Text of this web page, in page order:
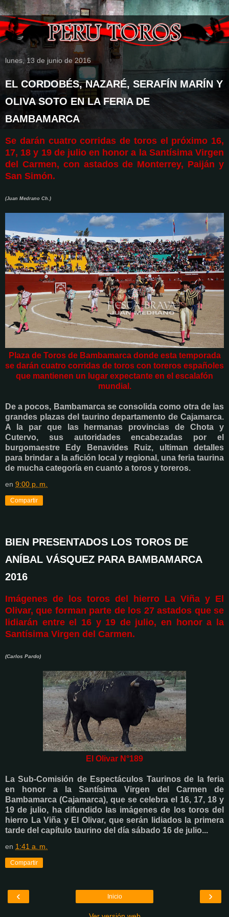
lunes, 13 de junio de 2016
EL CORDOBÉS, NAZARÉ, SERAFÍN MARÍN Y
OLIVA SOTO EN LA FERIA DE
BAMBAMARCA
Se darán cuatro corridas de toros el próximo 16,
17, 18 y 19 de julio en honor a la Santísima Virgen
del Carmen, con astados de Monterrey, Paiján y
San Simón.
(Juan Medrano Ch.)
Plaza de Toros de Bambamarca donde esta temporada
se darán cuatro corridas de toros con toreros españoles
que mantienen un lugar expectante en el escalafón
mundial.
De a pocos, Bambamarca se consolida como otra de las
grandes plazas del taurino departamento de Cajamarca.
A la par que las hermanas provincias de Chota y
Cutervo, sus autoridades encabezadas por el
burgomaestre Edy Benavides Ruiz, ultiman detalles
para brindar a la afición local y regional, una feria taurina
de mucha categoría en cuanto a toros y toreros.
en 9:00 p. m.
Compartir
BIEN PRESENTADOS LOS TOROS DE
ANÍBAL VÁSQUEZ PARA BAMBAMARCA
2016
Imágenes de los toros del hierro La Viña y El
Olivar, que forman parte de los 27 astados que se
lidiarán entre el 16 y 19 de julio, en honor a la
Santísima Virgen del Carmen.
(Carlos Pardo)
El Olivar N°189
La Sub-Comisión de Espectáculos Taurinos de la feria
en honor a la Santísima Virgen del Carmen de
Bambamarca (Cajamarca), que se celebra el 16, 17, 18 y
19 de julio, ha difundido las imágenes de los toros del
hierro La Viña y El Olivar, que serán lidiados la primera
tarde del capítulo taurino del día sábado 16 de julio...
en 1:41 a. m.
Compartir
‹ ›
Inicio